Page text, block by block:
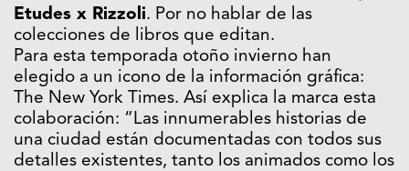
Etudes x Rizzoli. Por no hablar de las
colecciones de libros que editan.
Para esta temporada otoño invierno han
elegido a un icono de la información gráfica:
The New York Times. Así explica la marca esta
colaboración: “Las innumerables historias de
una ciudad están documentadas con todos sus
detalles existentes, tanto los animados como los